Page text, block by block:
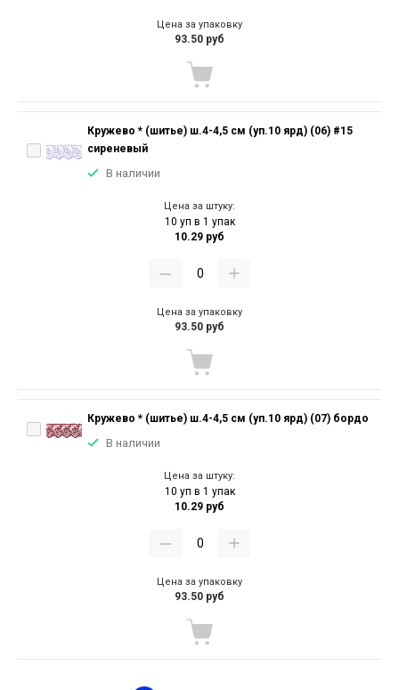
Цена за упаковку
93.50 руб
Кружево * (шитье) ш.4-4,5 см (уп.10 ярд) (06) #15
сиреневый
В наличии
Цена за штуку:
10 уп в 1 упак
10.29 руб
Цена за упаковку
93.50 руб
Кружево * (шитье) ш.4-4,5 см (уп.10 ярд) (07) бордо
В наличии
Цена за штуку:
10 уп в 1 упак
10.29 руб
Цена за упаковку
93.50 руб